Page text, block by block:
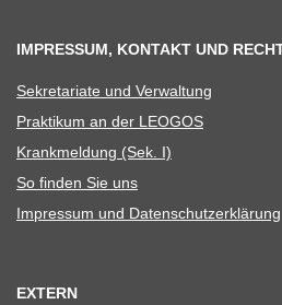
IMPRESSUM, KONTAKT UND
Sekre­ta­riate und Verwaltung
Prak­ti­kum an der LEOGOS
Krank­mel­dung (Sek. I)
So fin­den Sie uns
Impres­sum und Datenschutzerklärung
EXTERN